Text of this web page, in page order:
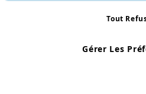
Number:
Gérer Les
Tout